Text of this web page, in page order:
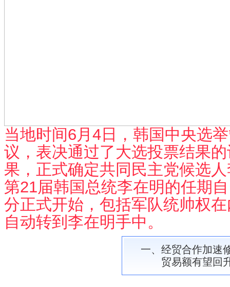
当地时间6月4日，韩国中央选
议，表决通过了大选投票结果
果，正式确定共同民主党候选
第21届韩国总统李在明的任期
分正式开始，包括军队统帅权
自动转到李在明手中。
一、经贸合作加速
贸易额有望回